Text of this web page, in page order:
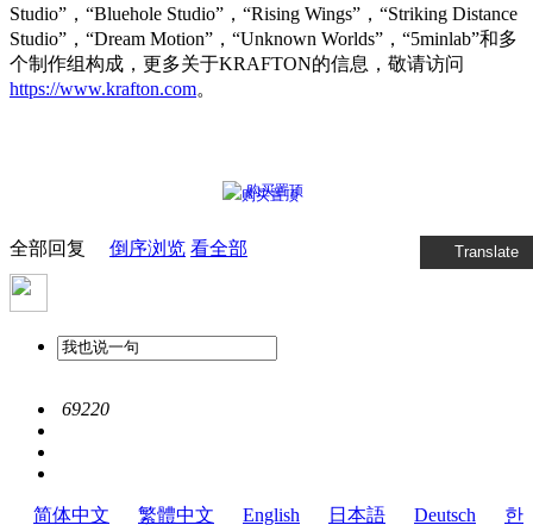
Studio”，“Bluehole Studio”，“Rising Wings”，“Striking Distance
Studio”，“Dream Motion”，“Unknown Worlds”，“5minlab”和多
个制作组构成，更多关于KRAFTON的信息，敬请访问
https://www.krafton.com。
购买置顶
全部回复 倒序浏览 看全部
69220
Translate
简体中文 繁體中文 English 日本語 Deutsch 한